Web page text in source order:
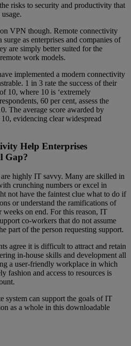
risks to security and productivity that
VPN though. Remote connectivity
as enterprises and companies of
are simply better suited for the
work models.
implemented a modern connectivity
1 in 3 rate the success of their
10, where 10 is ‘extremely
60 per cent, assess the
The average score awarded by
evidencing clear widespread
Help Enterprises
Gap?
highly IT savvy. Many are skilled in
crunching numbers or excel in
not have the faintest clue what to do if
or understand the ramifications of
on end. For this reason, IT
co-workers that do not assume
part of the person requesting support.
agree it is difficult to attract and retain
in-house skills and development all
a user-friendly workplace in which
fashion and access to resources is
system can support the goals of IT
as a whole in this downloadable